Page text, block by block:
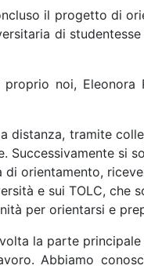
il progetto di
di
proprio noi,
tramite
si
orientamento,
e sui TOLC, che
per orientarsi e
la parte
Abbiamo